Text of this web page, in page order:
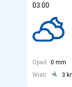
03:00
Opad: 0 mm
Wiatr:
3